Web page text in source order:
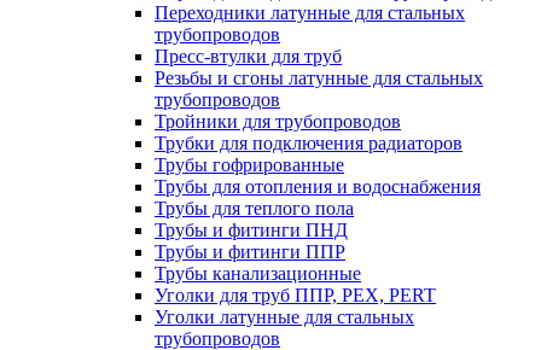
Переходники латунные для стальных
трубопроводов
Пресс-втулки для труб
Резьбы и сгоны латунные для стальных
трубопроводов
Тройники для трубопроводов
Трубки для подключения радиаторов
Трубы гофрированные
Трубы для отопления и водоснабжения
Трубы для теплого пола
Трубы и фитинги ПНД
Трубы и фитинги ППР
Трубы канализационные
Уголки для труб ППР, PEX, PERT
Уголки латунные для стальных
трубопроводов